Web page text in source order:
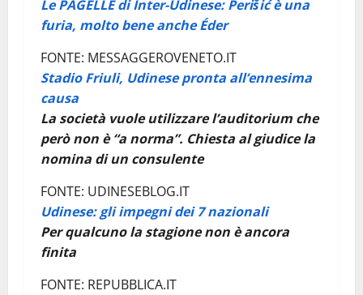
Le PAGELLE di Inter-Udinese: Perišić è una
furia, molto bene anche Éder
FONTE: MESSAGGEROVENETO.IT
Stadio Friuli, Udinese pronta all’ennesima
causa
La società vuole utilizzare l’auditorium che
però non è “a norma”. Chiesta al giudice la
nomina di un consulente
FONTE: UDINESEBLOG.IT
Udinese: gli impegni dei 7 nazionali
Per qualcuno la stagione non è ancora
finita
FONTE: REPUBBLICA.IT